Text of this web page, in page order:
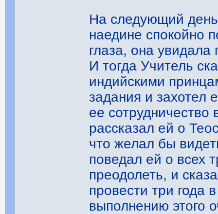
На следующий
наедине спокойно
глаза, она
И тогда Учитель
индийскими
задания и захотел
ее
рассказал ей о
что желал бы
поведал ей о всех
преодолеть, и
провести три года
выполнению этого